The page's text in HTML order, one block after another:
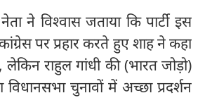
ने विश्वास जताया कि पार्टी इस
पर प्रहार करते हुए शाह ने कहा
राहुल गांधी की (भारत जोड़ो)
विधानसभा चुनावों में अच्छा प्रदर्शन